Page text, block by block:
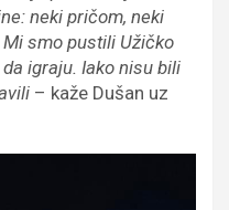
neki pričom, neki
smo pustili Užičko
igraju. Iako nisu bili
– kaže Dušan uz